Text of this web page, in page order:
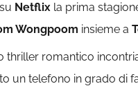
Netflix la prima
Wongpoom insieme a
thriller romantico
un telefono in grado di